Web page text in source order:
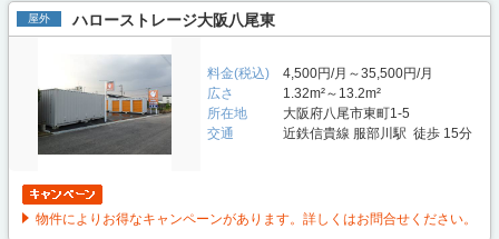
屋外 ハローストレージ大阪八尾東
料金(税込)
4,500円/月～35,500円/月
広さ
1.32m²～13.2m²
所在地
大阪府八尾市東町1-5
交通
近鉄信貴線 服部川駅 徒歩 15分
物件によりお得なキャンペーンがあります。詳しくはお問合せください。